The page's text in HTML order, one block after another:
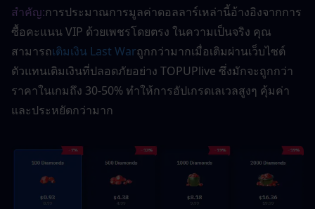
สำคัญ:การประมาณการมูลค่าดอลลาร์เหล่านี้อ้างอิงจากการ
ซื้อคะแนน VIP ด้วยเพชรโดยตรง ในความเป็นจริง คุณ
สามารถเติมเงิน Last Warถูกกว่ามากเมื่อเติมผ่านเว็บไซต์
ตัวแทนเติมเงินที่ปลอดภัยอย่าง TOPUPlive ซึ่งมักจะถูกกว่า
ราคาในเกมถึง 30-50% ทำให้การอัปเกรดเลเวลสูงๆ คุ้มค่า
และประหยัดกว่ามาก